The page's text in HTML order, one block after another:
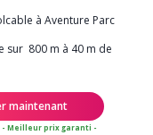
à Aventure Parc
sur 800 m à 40 m de
maintenant
- Meilleur prix garanti -